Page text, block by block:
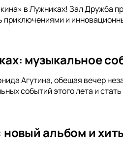
в Лужниках! Зал Дружба
приключениями и
музыкальное
Агутина, обещая вечер
событий этого лета и
новый альбом и